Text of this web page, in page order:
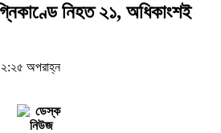
নিহত ২১, অধিকাংশই
অপরাহ্ন